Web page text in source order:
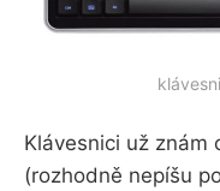
Klávesnici už znám
(rozhodně nepíšu